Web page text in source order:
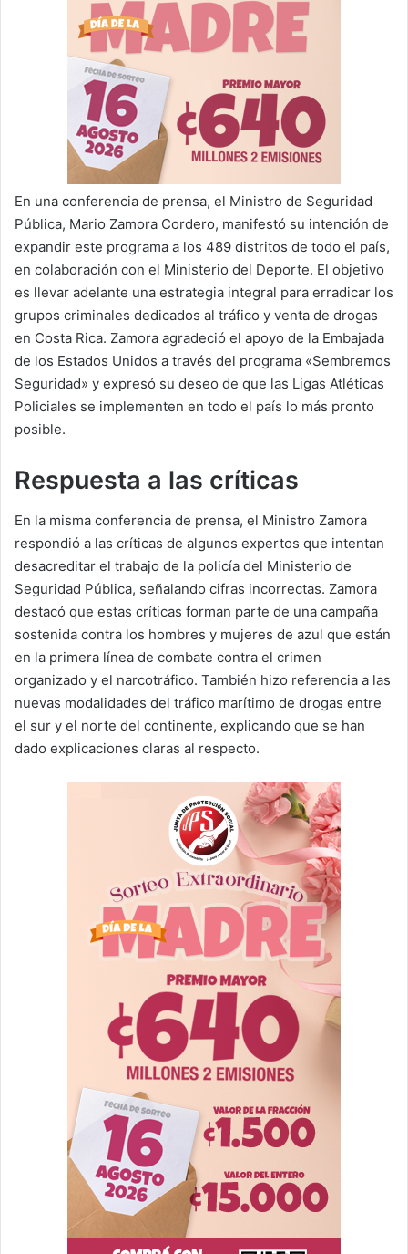
En una conferencia de prensa, el Ministro de Seguridad
Pública, Mario Zamora Cordero, manifestó su intención de
expandir este programa a los 489 distritos de todo el país,
en colaboración con el Ministerio del Deporte. El objetivo
es llevar adelante una estrategia integral para erradicar los
grupos criminales dedicados al tráfico y venta de drogas
en Costa Rica. Zamora agradeció el apoyo de la Embajada
de los Estados Unidos a través del programa «Sembremos
Seguridad» y expresó su deseo de que las Ligas Atléticas
Policiales se implementen en todo el país lo más pronto
posible.
Respuesta a las críticas
En la misma conferencia de prensa, el Ministro Zamora
respondió a las críticas de algunos expertos que intentan
desacreditar el trabajo de la policía del Ministerio de
Seguridad Pública, señalando cifras incorrectas. Zamora
destacó que estas críticas forman parte de una campaña
sostenida contra los hombres y mujeres de azul que están
en la primera línea de combate contra el crimen
organizado y el narcotráfico. También hizo referencia a las
nuevas modalidades del tráfico marítimo de drogas entre
el sur y el norte del continente, explicando que se han
dado explicaciones claras al respecto.